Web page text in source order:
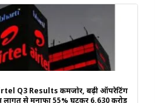
Q3 Results कमजोर, बढ़ी ऑपरेटिंग
लागत से मुनाफा 55% घटकर ₹6,630 करोड़